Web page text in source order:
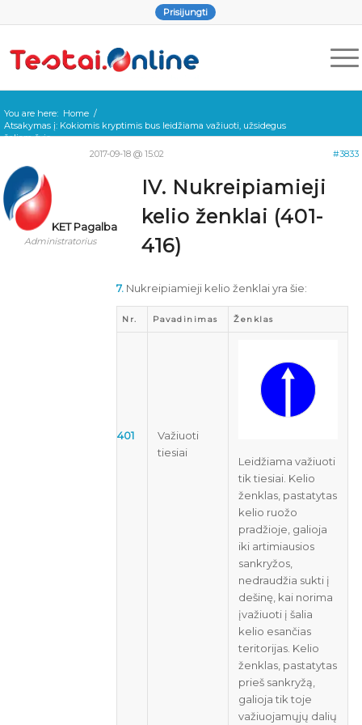
Prisijungti
You are here: Home /
Atsakymas į: Kokiomis kryptimis bus leidžiama važiuoti, užsidegus
žaliam švie...
2017-09-18 @ 15:02
#3833
KET Pagalba
Administratorius
IV. Nukreipiamieji
kelio ženklai (401-
416)
7. Nukreipiamieji kelio ženklai yra šie:
Nr. Pavadinimas Ženklas
401
Važiuoti
tiesiai
Leidžiama važiuoti
tik tiesiai. Kelio
ženklas, pastatytas
kelio ruožo
pradžioje, galioja
iki artimiausios
sankryžos,
nedraudžia sukti į
dešinę, kai norima
įvažiuoti į šalia
kelio esančias
teritorijas. Kelio
ženklas, pastatytas
prieš sankryžą,
galioja tik toje
važiuojamųjų dalių